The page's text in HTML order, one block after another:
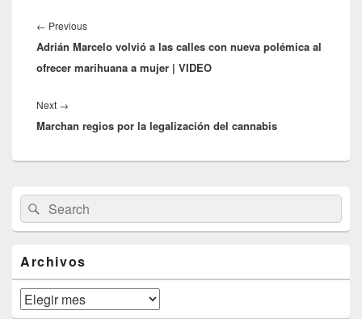
de
entradas
← PreviousPrevious
post:
Adrián Marcelo volvió a las calles con nueva polémica al
ofrecer marihuana a mujer | VIDEO
Next →
post:
Marchan regios por la legalización del cannabis
Primary
Sidebar
Widget
Area
Search
for:
Search
Archivos
Archivos